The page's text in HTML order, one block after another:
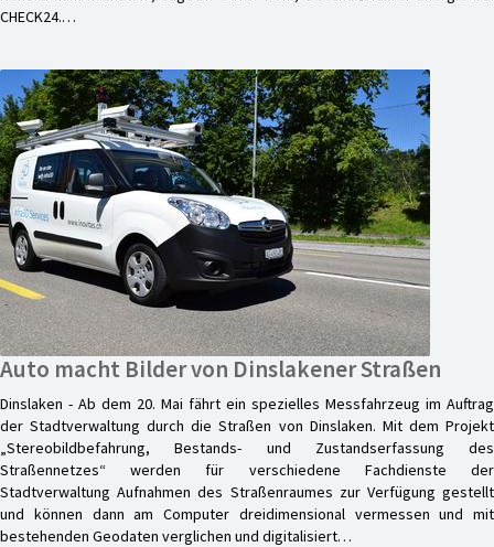
CHECK24.…
Auto macht Bilder von Dinslakener Straßen
Dinslaken - Ab dem 20. Mai fährt ein spezielles Messfahrzeug im Auftrag
der Stadtverwaltung durch die Straßen von Dinslaken. Mit dem Projekt
„Stereobildbefahrung, Bestands- und Zustandserfassung des
Straßennetzes“ werden für verschiedene Fachdienste der
Stadtverwaltung Aufnahmen des Straßenraumes zur Verfügung gestellt
und können dann am Computer dreidimensional vermessen und mit
bestehenden Geodaten verglichen und digitalisiert…